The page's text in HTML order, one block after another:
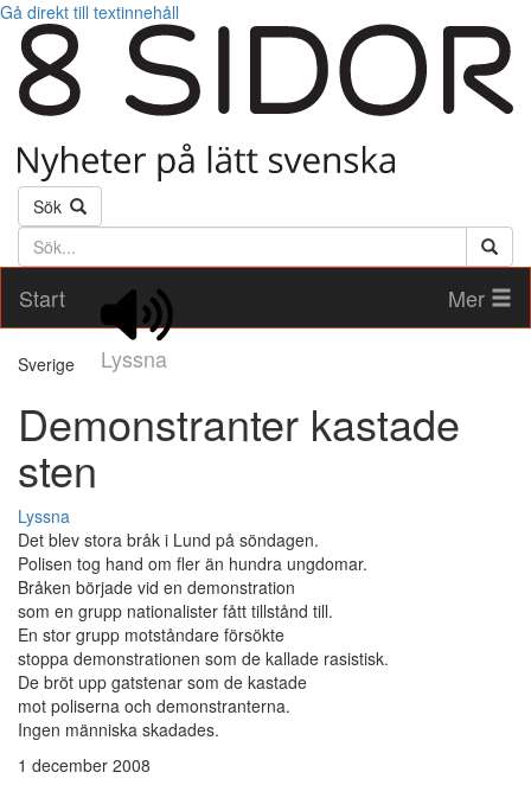
Gå direkt till textinnehåll
Sök
Söktext
Start
Lyssna
Mer
Sverige
Demonstranter kastade
sten
Lyssna
Det blev stora bråk i Lund på söndagen.
Polisen tog hand om fler än hundra ungdomar.
Bråken började vid en demonstration
som en grupp nationalister fått tillstånd till.
En stor grupp motståndare försökte
stoppa demonstrationen som de kallade rasistisk.
De bröt upp gatstenar som de kastade
mot poliserna och demonstranterna.
Ingen människa skadades.
1 december 2008